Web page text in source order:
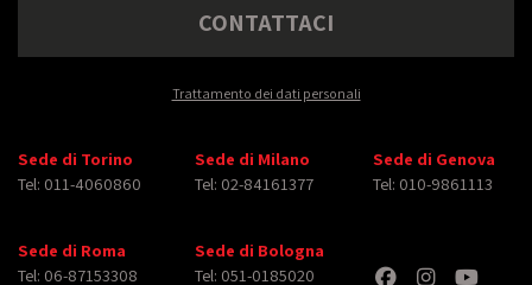
CONTATTACI
Trattamento dei dati personali
Sede di Torino
Tel: 011-4060860
Sede di Milano
Tel: 02-84161377
Sede di Genova
Tel: 010-9861113
Sede di Roma
Tel: 06-87153308
Sede di Bologna
Tel: 051-0185020